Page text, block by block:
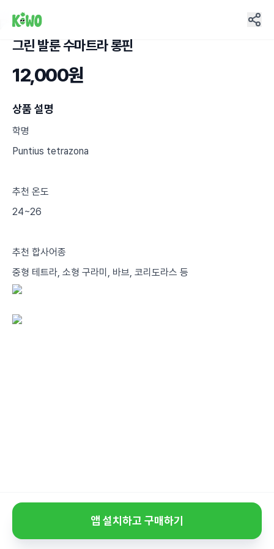
그린 발룬 수마트라 롱핀
12,000원
상품 설명
학명
Puntius tetrazona
추천 온도
24~26
추천 합사어종
중형 테트라, 소형 구라미, 바브, 코리도라스 등
앱 설치하고 구매하기